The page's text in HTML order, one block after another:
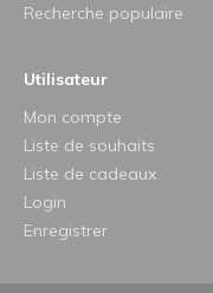
Recherche populaire
Utilisateur
Mon compte
Liste de souhaits
Liste de cadeaux
Login
Enregistrer